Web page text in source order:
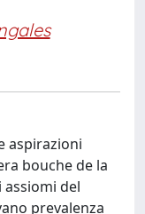
aspirazioni
bouche de la
del
prevalenza